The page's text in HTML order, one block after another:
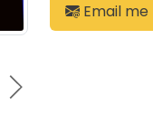
Email me